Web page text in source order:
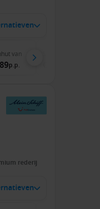
van
p.p.
rederij